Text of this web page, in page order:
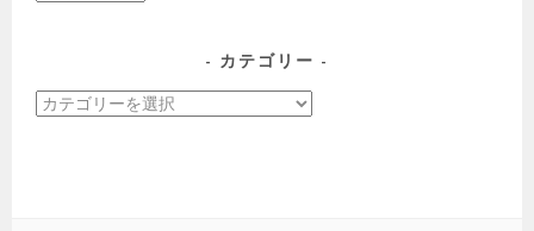
ブ
カテゴリー
カ